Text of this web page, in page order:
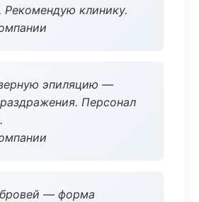
Рекомендую клинику.
эпиляцию —
Персонал
— форма